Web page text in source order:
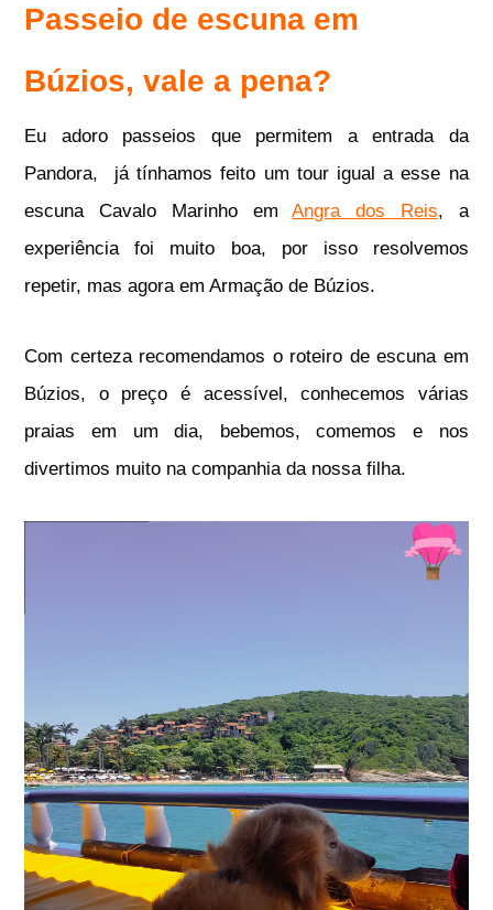
Passeio de escuna em
Búzios, vale a pena?
Eu adoro passeios que permitem a entrada da
Pandora, já tínhamos feito um tour igual a esse na
escuna Cavalo Marinho emAngra dos Reis, a
experiência foi muito boa, por isso resolvemos
repetir, mas agora em Armação de Búzios.
Com certeza recomendamos o roteiro de escuna em
Búzios, o preço é acessível, conhecemos várias
praias em um dia, bebemos, comemos e nos
divertimos muito na companhia da nossa filha.